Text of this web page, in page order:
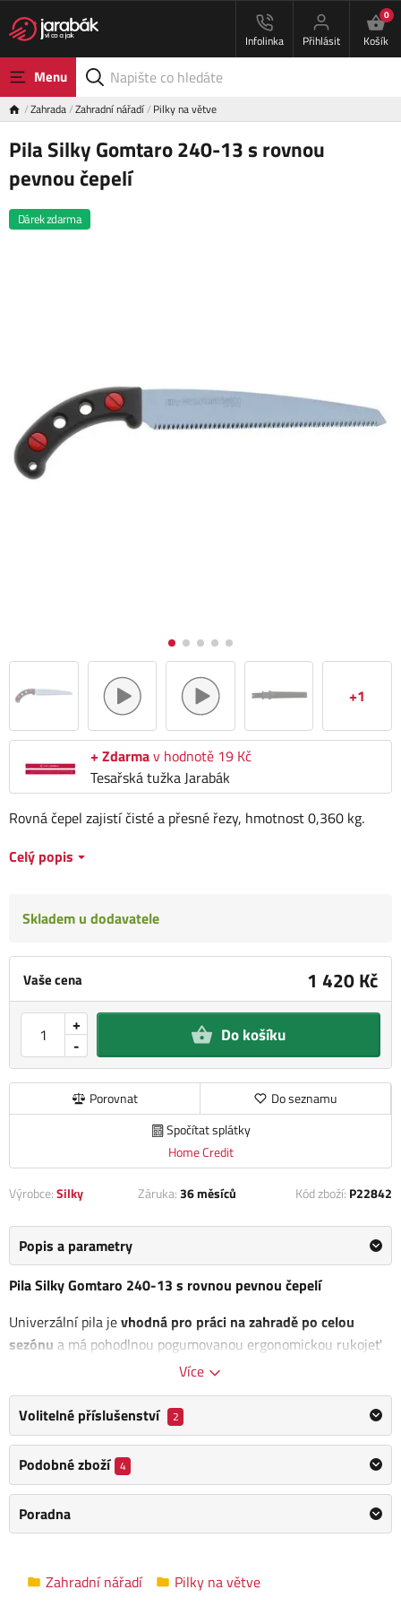
Infolinka Přihlásit
0
Košík
Menu
Zahrada Zahradní nářadí Pilky na větve
Pila Silky Gomtaro 240-13 s rovnou
pevnou čepelí
Dárek zdarma
+1
+ Zdarmav hodnotě 19 Kč
Tesařská tužka Jarabák
Vaše cena 1 420 Kč
-
+ Do košíku
Porovnat
Do seznamu
Spočítat splátky
Home Credit
Rovná čepel zajistí čisté a přesné řezy, hmotnost 0,360 kg.
Celý popis
Skladem u dodavatele
Výrobce:Silky Záruka:36 měsíců Kód zboží: P22842
Popis a parametry
Pila Silky Gomtaro 240-13 s rovnou pevnou čepelí
Univerzální pila jevhodná pro práci na zahradě po celou
sezónu a má pohodlnou pogumovanou ergonomickou rukojeť
pro pevný úchop. Jemné a ostré zuby zanechají extrémně
stromů jako je například buk.
Rozměr: 410 x 110 x 40 mm
Délka pilového listu: 240 mm
Hlavní použití: suché dřevo
Výhody:
Pevnost
Více
Volitelné příslušenství 2
Podobné zboží 4
Poradna
Zahradní nářadí Pilky na větve